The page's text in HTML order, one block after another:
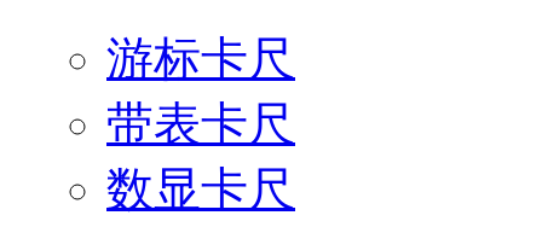
游标卡尺
带表卡尺
数显卡尺